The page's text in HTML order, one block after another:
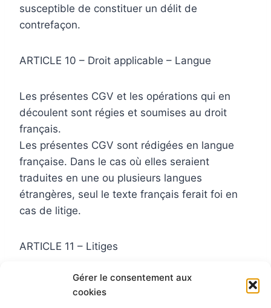
Gérer le consentement aux
cookies
susceptible de constituer un délit de
contrefaçon.
ARTICLE 10 – Droit applicable – Langue
Les présentes CGV et les opérations qui en
découlent sont régies et soumises au droit
français.
Les présentes CGV sont rédigées en langue
française. Dans le cas où elles seraient
traduites en une ou plusieurs langues
étrangères, seul le texte français ferait foi en
cas de litige.
ARTICLE 11 – Litiges
Pour toute réclamation merci de contacter le
service clientèle à l’adresse postale ou mail du